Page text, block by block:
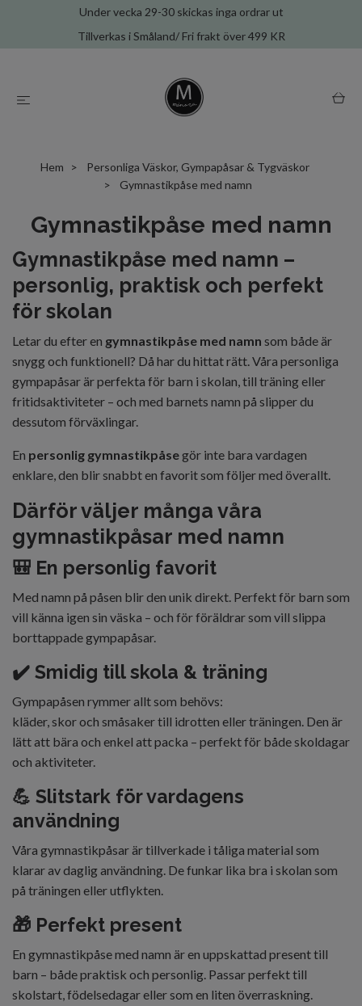
Under vecka 29-30 skickas inga ordrar ut
Tillverkas i Småland/ Fri frakt över 499 KR
Hem
Personliga Väskor, Gympapåsar & Tygväskor
Gymnastikpåse med namn
Gymnastikpåse med namn
Gymnastikpåse med namn –
personlig, praktisk och perfekt
för skolan
Letar du efter en gymnastikpåse med namn som både är
snygg och funktionell? Då har du hittat rätt. Våra personliga
gympapåsar är perfekta för barn i skolan, till träning eller
fritidsaktiviteter – och med barnets namn på slipper du
dessutom förväxlingar.
En personlig gymnastikpåsegör inte bara vardagen
enklare, den blir snabbt en favorit som följer med överallt.
Därför väljer många våra
gymnastikpåsar med namn
🎒 En personlig favorit
Med namn på påsen blir den unik direkt. Perfekt för barn som
vill känna igen sin väska – och för föräldrar som vill slippa
borttappade gympapåsar.
✔️ Smidig till skola & träning
Gympapåsen rymmer allt som behövs:
kläder, skor och småsaker till idrotten eller träningen. Den är
lätt att bära och enkel att packa – perfekt för både skoldagar
och aktiviteter.
💪 Slitstark för vardagens
användning
Våra gymnastikpåsar är tillverkade i tåliga material som
klarar av daglig användning. De funkar lika bra i skolan som
på träningen eller utflykten.
🎁 Perfekt present
En gymnastikpåse med namn är en uppskattad present till
barn – både praktisk och personlig. Passar perfekt till
skolstart, födelsedagar eller som en liten överraskning.